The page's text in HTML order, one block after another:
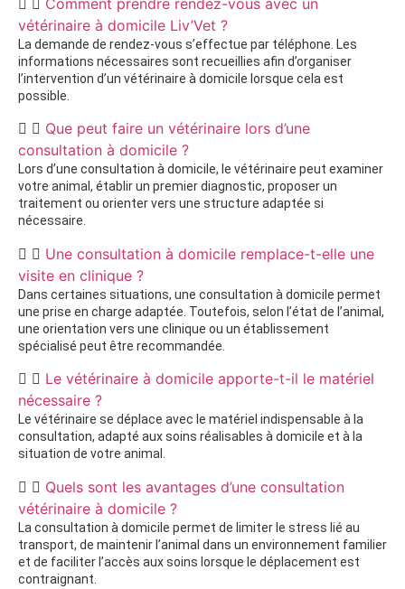
Comment prendre rendez-vous avec un
vétérinaire à domicile Liv’Vet ?
La demande de rendez-vous s’effectue par téléphone. Les
informations nécessaires sont recueillies afin d’organiser
l’intervention d’un vétérinaire à domicile lorsque cela est
possible.
Que peut faire un vétérinaire lors d’une
consultation à domicile ?
Lors d’une consultation à domicile, le vétérinaire peut examiner
votre animal, établir un premier diagnostic, proposer un
traitement ou orienter vers une structure adaptée si
nécessaire.
Une consultation à domicile remplace-t-elle une
visite en clinique ?
Dans certaines situations, une consultation à domicile permet
une prise en charge adaptée. Toutefois, selon l’état de l’animal,
une orientation vers une clinique ou un établissement
spécialisé peut être recommandée.
Le vétérinaire à domicile apporte-t-il le matériel
nécessaire ?
Le vétérinaire se déplace avec le matériel indispensable à la
consultation, adapté aux soins réalisables à domicile et à la
situation de votre animal.
Quels sont les avantages d’une consultation
vétérinaire à domicile ?
La consultation à domicile permet de limiter le stress lié au
transport, de maintenir l’animal dans un environnement familier
et de faciliter l’accès aux soins lorsque le déplacement est
contraignant.